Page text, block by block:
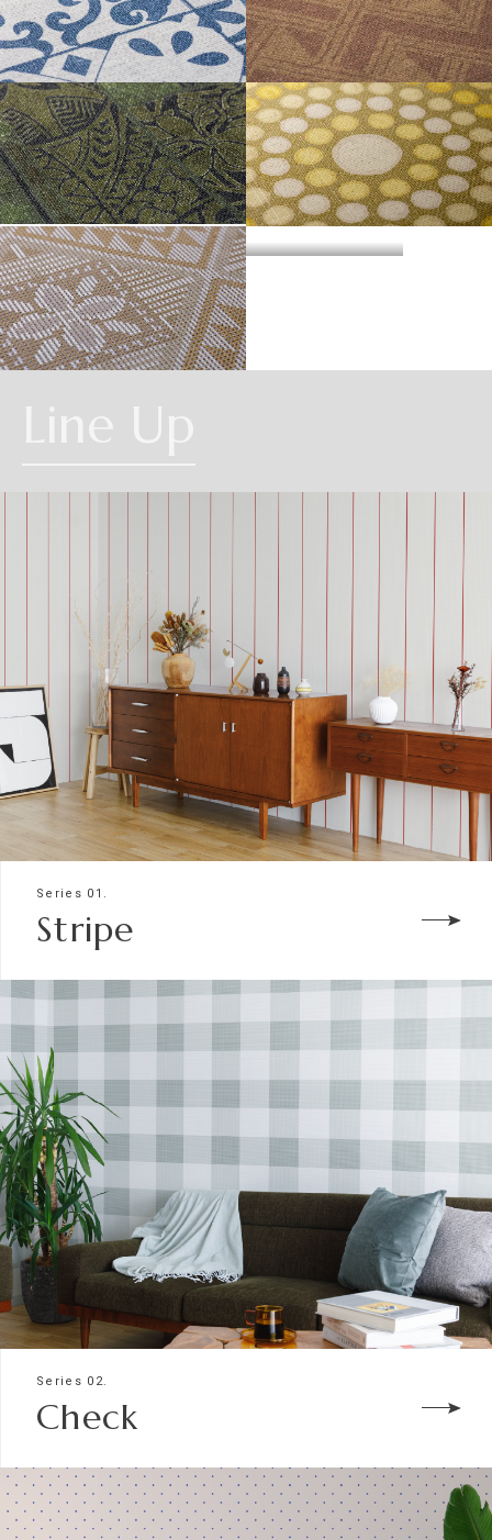
・サイズ
950mm×47m（有効巾900mm・m切売り）
・不燃認定番号
NM-5450
・準不燃認定番号
MFN-3734
| リピートレス商品について |
横のリピートサイズがW900mm以上の商品はリピートレスタイプです。
リピートレスタイプの商品をご注文の際は、必ずRepeat Imageをご確認いた
だき、番号をご指定ください。
リピートレスタイプのご注文数量は、本売り(W900mmxH2700mm/本)となり
ますのでご注意ください。
また、ご使用される壁面や天井へのリピートサイズの調整をご希望の場合
は、お問い合わせください。
高温、多濯、水漏れの環墳や屋外での使用はお避けください。天井や間接照
明付近など、下地の段差が目立つ場所にご使用になる場合は、ご注意下さ
い。
| 3.柄合わせの必要な商品について |
柄合わせを必要とする商品は、要尺が無地系の商品よりも多くなりますので
ご注意ください。施工の際は見本帳の「リピート」表示を参考に柄合わせし
てください。
| 4.施工費について |
一般ビニル壁紙と比較して加工難易度が冨いため、施工費が割増しになる場
合があります。あらかじめ商品特性や現場の環境などをご確認の上、商品選
択をお願いします．
防
火
性
能
施
工
方
法
直
張
り
不燃材料※① 不燃
不燃石膏ボード※② 不燃
準不燃材料※③ 準不燃
金属板※④ -
施
工
方
法
下
張
り
不燃材料※① -
不燃石膏ボード※②
準不燃材料※③
それぞれ壁紙との組み合わせで使用できる代表的な下地基材は以下のものに
なります。
※②告示第1400号の厚さが12mm以上の石膏ボード
MEXICAN CONGO
HAWAIIAN
Line Up
Series 01.
Stripe
Series 02.
Check